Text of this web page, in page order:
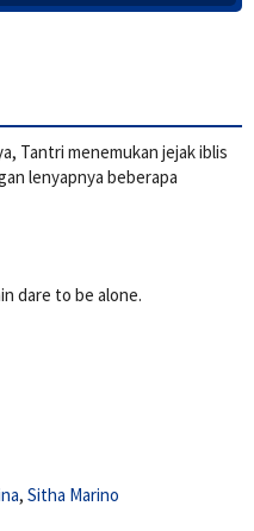
Tantri menemukan jejak iblis
lenyapnya beberapa
dare to be alone.
, Sitha Marino